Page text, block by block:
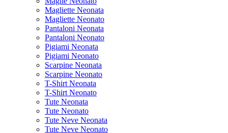
Magliette Neonata
Magliette Neonato
Pantaloni Neonata
Pantaloni Neonato
Pigiami Neonata
Pigiami Neonato
Scarpine Neonata
Scarpine Neonato
T-Shirt Neonata
T-Shirt Neonato
Tute Neonata
Tute Neonato
Tute Neve Neonata
Tute Neve Neonato